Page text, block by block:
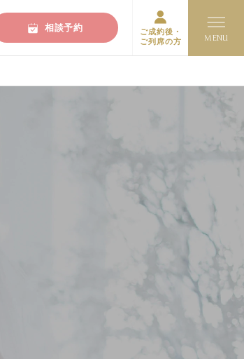
相談予約
ご成約後・
ご列席の方